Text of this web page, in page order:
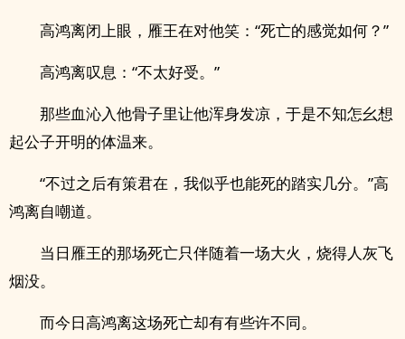
高鸿离闭上眼，雁王在对他笑：“死亡的感觉如何？”
高鸿离叹息：“不太好受。”
那些血沁入他骨子里让他浑身发凉，于是不知怎幺想
起公子开明的体温来。
“不过之后有策君在，我似乎也能死的踏实几分。”高
鸿离自嘲道。
当日雁王的那场死亡只伴随着一场大火，烧得人灰飞
烟没。
而今日高鸿离这场死亡却有有些许不同。